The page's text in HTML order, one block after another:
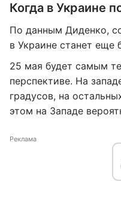
Когда в Украине
По данным Диденко,
в Украине станет еще
25 мая будет самым
перспективе. На
градусов, на
этом на Западе
Реклама